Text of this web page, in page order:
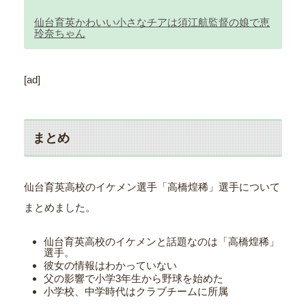
仙台育英かわいい小さなチアは須江航監督の娘で恵
玲奈ちゃん
[ad]
まとめ
仙台育英高校のイケメン選手「高橋煌稀」選手について
まとめました。
仙台育英高校のイケメンと話題なのは「高橋煌稀」
選手。
彼女の情報はわかっていない
父の影響で小学3年生から野球を始めた
小学校、中学時代はクラブチームに所属